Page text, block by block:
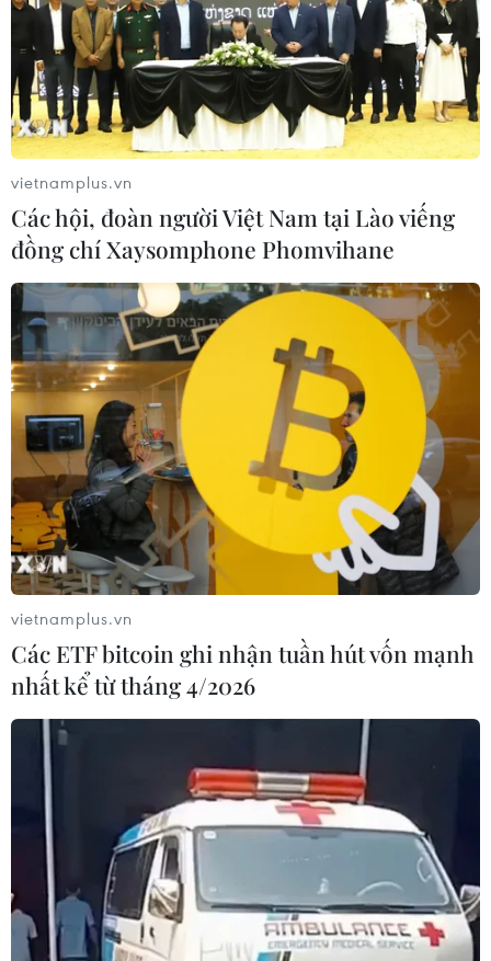
vietnamplus.vn
Các hội, đoàn người Việt Nam tại Lào viếng
đồng chí Xaysomphone Phomvihane
vietnamplus.vn
Các ETF bitcoin ghi nhận tuần hút vốn mạnh
nhất kể từ tháng 4/2026